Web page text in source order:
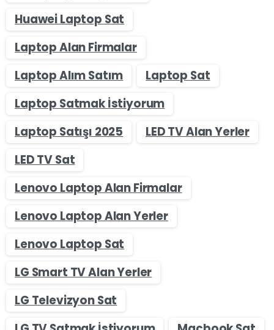
Huawei Laptop Sat
Laptop Alan Firmalar
Laptop Alım Satım
Laptop Sat
Laptop Satmak İstiyorum
Laptop Satışı 2025
LED TV Alan Yerler
LED TV Sat
Lenovo Laptop Alan Firmalar
Lenovo Laptop Alan Yerler
Lenovo Laptop Sat
LG Smart TV Alan Yerler
LG Televizyon Sat